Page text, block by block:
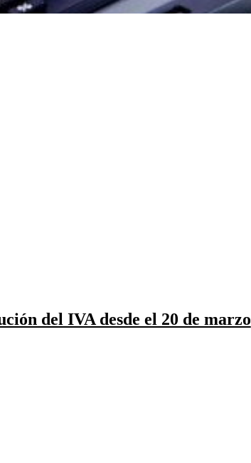
del IVA desde el 20 de marzo